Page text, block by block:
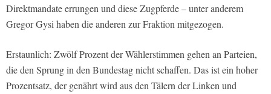
Direktmandate errungen und diese Zugpferde – unter anderem
Gregor Gysi haben die anderen zur Fraktion mitgezogen.
Erstaunlich: Zwölf Prozent der Wählerstimmen gehen an Parteien,
die den Sprung in den Bundestag nicht schaffen. Das ist ein hoher
Prozentsatz, der genährt wird aus den Tälern der Linken und